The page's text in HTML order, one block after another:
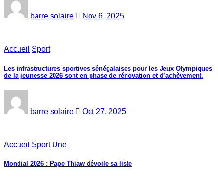
barre solaire Nov 6, 2025
Accueil Sport
Les infrastructures sportives sénégalaises pour les Jeux Olympiques
de la jeunesse 2026 sont en phase de rénovation et d’achèvement.
barre solaire Oct 27, 2025
Accueil Sport Une
Mondial 2026 : Pape Thiaw dévoile sa liste